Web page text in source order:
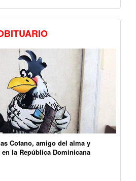
Cotano, amigo del alma y
la República Dominicana